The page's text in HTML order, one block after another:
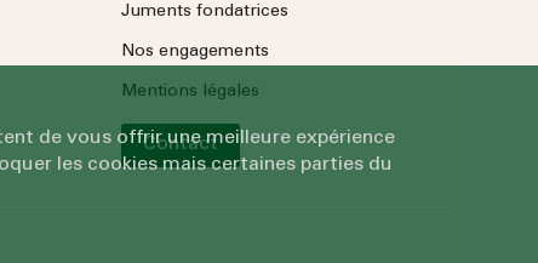
Juments fondatrices
Nos engagements
Mentions légales
Contact
de vous offrir une meilleure expérience
les cookies mais certaines parties du